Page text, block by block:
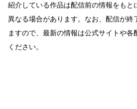
紹介している作品は配信前の情報をもと
異なる場合があります。なお、配信が終
ますので、最新の情報は公式サイトや
ください。